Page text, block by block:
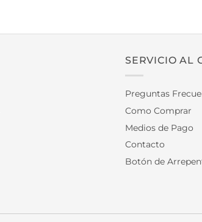
SERVICIO AL
Preguntas
Como Comprar
Medios de Pago
Contacto
Botón de